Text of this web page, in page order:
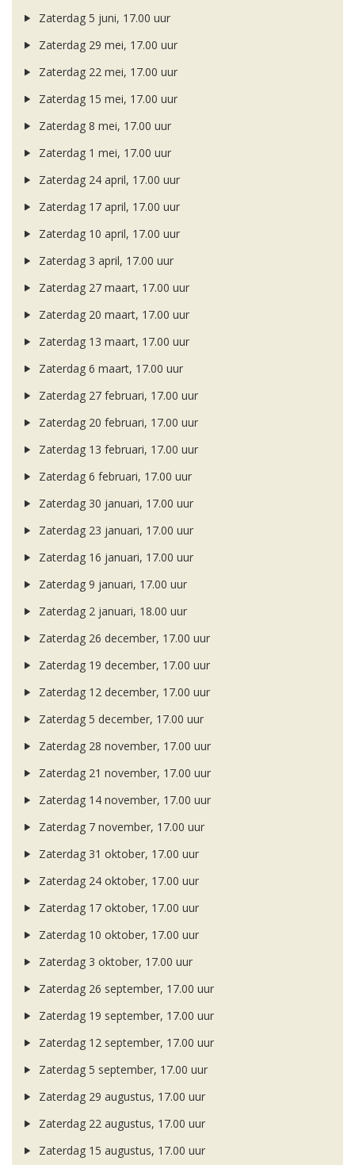
Zaterdag 5 juni, 17.00 uur
Zaterdag 29 mei, 17.00 uur
Zaterdag 22 mei, 17.00 uur
Zaterdag 15 mei, 17.00 uur
Zaterdag 8 mei, 17.00 uur
Zaterdag 1 mei, 17.00 uur
Zaterdag 24 april, 17.00 uur
Zaterdag 17 april, 17.00 uur
Zaterdag 10 april, 17.00 uur
Zaterdag 3 april, 17.00 uur
Zaterdag 27 maart, 17.00 uur
Zaterdag 20 maart, 17.00 uur
Zaterdag 13 maart, 17.00 uur
Zaterdag 6 maart, 17.00 uur
Zaterdag 27 februari, 17.00 uur
Zaterdag 20 februari, 17.00 uur
Zaterdag 13 februari, 17.00 uur
Zaterdag 6 februari, 17.00 uur
Zaterdag 30 januari, 17.00 uur
Zaterdag 23 januari, 17.00 uur
Zaterdag 16 januari, 17.00 uur
Zaterdag 9 januari, 17.00 uur
Zaterdag 2 januari, 18.00 uur
Zaterdag 26 december, 17.00 uur
Zaterdag 19 december, 17.00 uur
Zaterdag 12 december, 17.00 uur
Zaterdag 5 december, 17.00 uur
Zaterdag 28 november, 17.00 uur
Zaterdag 21 november, 17.00 uur
Zaterdag 14 november, 17.00 uur
Zaterdag 7 november, 17.00 uur
Zaterdag 31 oktober, 17.00 uur
Zaterdag 24 oktober, 17.00 uur
Zaterdag 17 oktober, 17.00 uur
Zaterdag 10 oktober, 17.00 uur
Zaterdag 3 oktober, 17.00 uur
Zaterdag 26 september, 17.00 uur
Zaterdag 19 september, 17.00 uur
Zaterdag 12 september, 17.00 uur
Zaterdag 5 september, 17.00 uur
Zaterdag 29 augustus, 17.00 uur
Zaterdag 22 augustus, 17.00 uur
Zaterdag 15 augustus, 17.00 uur